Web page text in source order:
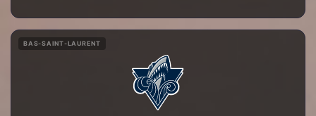
BAS-SAINT-LAURENT